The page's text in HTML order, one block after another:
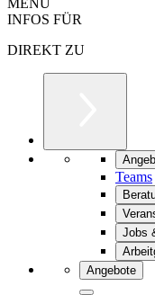
INFOS FÜR
DIREKT ZU
Teams
Jobs
Angebote